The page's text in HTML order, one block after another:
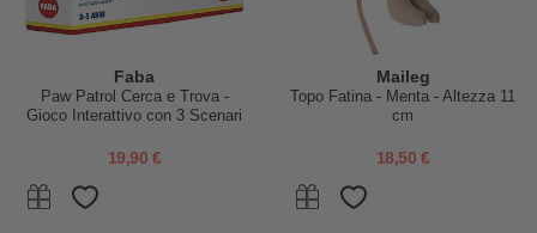
Faba
Paw Patrol Cerca e Trova -
Gioco Interattivo con 3 Scenari
19,90 €
Maileg
Topo Fatina - Menta - Altezza 11
cm
18,50 €